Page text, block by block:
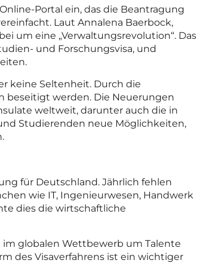
Portal ein, das die Beantragung
Laut Annalena Baerbock,
um eine „Verwaltungsrevolution“. Das
und Forschungsvisa, und
keine Seltenheit. Durch die
beseitigt werden. Die Neuerungen
weltweit, darunter auch die in
Studierenden neue Möglichkeiten,
für Deutschland. Jährlich fehlen
wie IT, Ingenieurwesen, Handwerk
dies die wirtschaftliche
im globalen Wettbewerb um Talente
des Visaverfahrens ist ein wichtiger